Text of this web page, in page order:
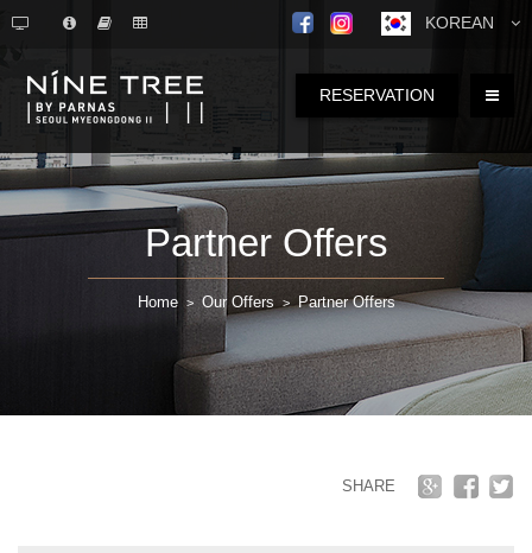
KOREAN
RESERVATION
Partner Offers
Home > Our Offers > Partner Offers
SHARE